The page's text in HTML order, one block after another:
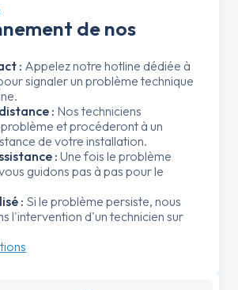
de nos
: Appelez notre hotline dédiée à
signaler un problème technique
: Nos techniciens
et procéderont à un
de votre installation.
: Une fois le problème
guidons pas à pas pour le
: Si le problème persiste, nous
l'intervention d'un technicien sur